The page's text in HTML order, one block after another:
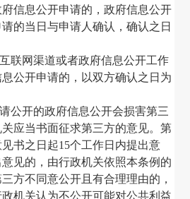
信息公开申请的，政府信息公开
的当日与申请人确认，确认之日
联网渠道或者政府信息公开工作
公开申请的，以双方确认之日为
公开的政府信息公开会损害第三
应当书面征求第三方的意见。第
书之日起15个工作日内提出意
见的，由行政机关依照本条例的
方不同意公开且有合理理由的，
机关认为不公开可能对公共利益